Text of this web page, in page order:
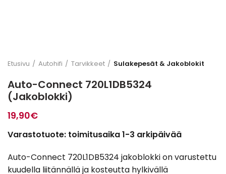
Etusivu Autohifi Tarvikkeet Sulakepesät & Jakoblokit
Auto-Connect 720L1DB5324
(Jakoblokki)
19,90€
Varastotuote: toimitusaika 1-3 arkipäivää
Auto-Connect 720L1DB5324 jakoblokki on varustettu
kuudella liitännällä ja kosteutta hylkivällä